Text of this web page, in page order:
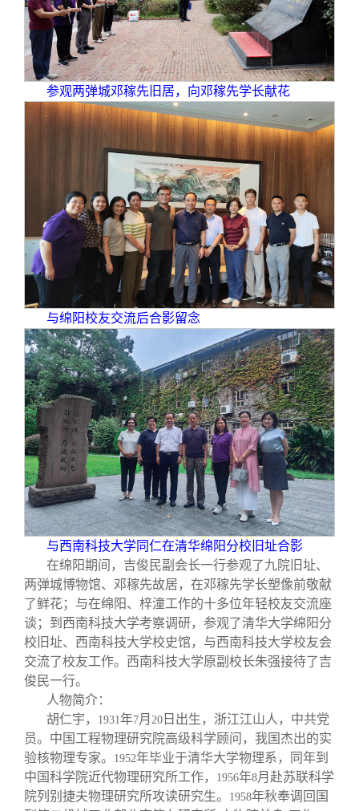
参观两弹城邓稼先旧居，向邓稼先学长献花
与绵阳校友交流后合影留念
与西南科技大学同仁在清华绵阳分校旧址合影
在绵阳期间，吉俊民副会长一行参观了九院旧址、
两弹城博物馆、邓稼先故居，在邓稼先学长塑像前敬献
了鲜花；与在绵阳、梓潼工作的十多位年轻校友交流座
谈；到西南科技大学考察调研，参观了清华大学绵阳分
校旧址、西南科技大学校史馆，与西南科技大学校友会
交流了校友工作。西南科技大学原副校长朱强接待了吉
俊民一行。
人物简介：
胡仁宇，
1931 年7月 20 日出生，浙江江山人，中共党
员。中国工程物理研究院高级科学顾问，我国杰出的实
验核物理专家。
1952年毕业于清华大学物理系，同年到
中国科学院近代物理研究所工作，
1956年8月赴苏联科学
院列别捷夫物理研究所攻读研究生。
1958年秋奉调回国